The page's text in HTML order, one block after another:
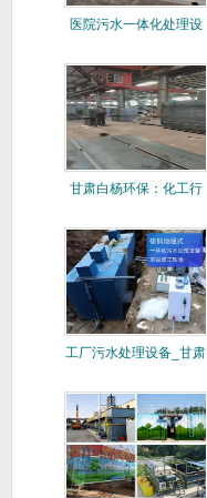
医院污水一体化处理设
甘肃白杨环保：化工行
工厂污水处理设备_甘肃